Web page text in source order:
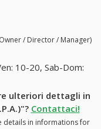
/ Director / Manager)
10-20, Sab-Dom:
ulteriori dettagli in
Contattaci!
details in informations for